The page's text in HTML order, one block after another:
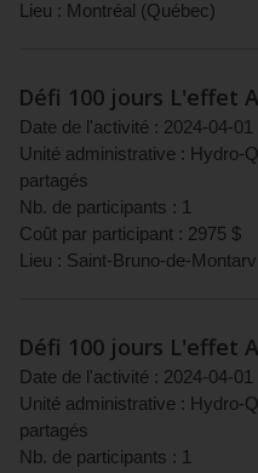
Lieu : Montréal (Québec)
Défi 100 jours L'effet A
Date de l'activité : 2024-04-01
Unité administrative : Hydro-
partagés
Nb. de participants : 1
Coût par participant : 2975 $
Lieu : Saint-Bruno-de-
Défi 100 jours L'effet A
Date de l'activité : 2024-04-01
Unité administrative : Hydro-
partagés
Nb. de participants : 1